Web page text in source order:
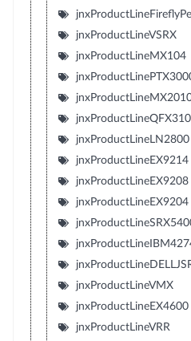
jnxProductLineVSRX
jnxProductLineMX104
jnxProductLineLN2800
jnxProductLineEX9214
jnxProductLineEX9208
jnxProductLineEX9204
jnxProductLineVMX
jnxProductLineEX4600
jnxProductLineVRR